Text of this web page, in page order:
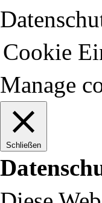
Cookie
Manage
Schließen